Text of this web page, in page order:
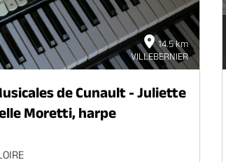
14.5 km
VILLEBERNIER
de Cunault - Juliette
Moretti, harpe